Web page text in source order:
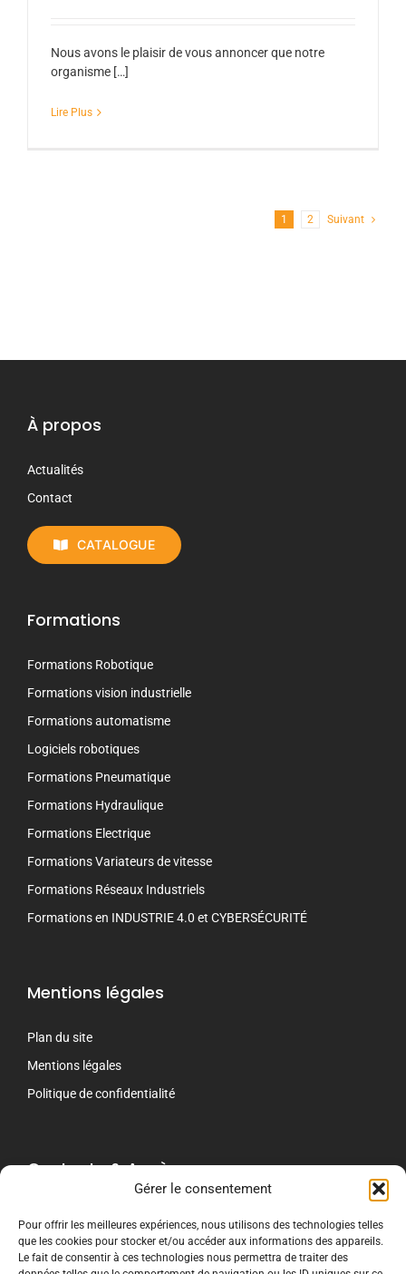
Gérer le consentement
Pour offrir les meilleures expériences, nous utilisons des technologies telles
que les cookies pour stocker et/ou accéder aux informations des appareils.
Le fait de consentir à ces technologies nous permettra de traiter des
Nous avons le plaisir de vous annoncer que notre
organisme […]
Lire Plus
1 2 Suivant
À propos
Actualités
Contact
CATALOGUE
Formations
Formations Robotique
Formations vision industrielle
Formations automatisme
Logiciels robotiques
Formations Pneumatique
Formations Hydraulique
Formations Electrique
Formations Variateurs de vitesse
Formations Réseaux Industriels
Formations en INDUSTRIE 4.0 et CYBERSÉCURITÉ
Mentions légales
Plan du site
Mentions légales
Politique de confidentialité
Contacts & Accès
CRTI Le Mans
243 Route de Beaugé